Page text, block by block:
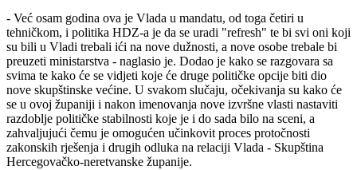
- Već osam godina ova je Vlada u mandatu, od toga četiri u
tehničkom, i politika HDZ-a je da se uradi "refresh" te bi svi oni koji
su bili u Vladi trebali ići na nove dužnosti, a nove osobe trebale bi
preuzeti ministarstva - naglasio je. Dodao je kako se razgovara sa
svima te kako će se vidjeti koje će druge političke opcije biti dio
nove skupštinske većine. U svakom slučaju, očekivanja su kako će
se u ovoj županiji i nakon imenovanja nove izvršne vlasti nastaviti
razdoblje političke stabilnosti koje je i do sada bilo na sceni, a
zahvaljujući čemu je omogućen učinkovit proces protočnosti
zakonskih rješenja i drugih odluka na relaciji Vlada - Skupština
Hercegovačko-neretvanske županije.